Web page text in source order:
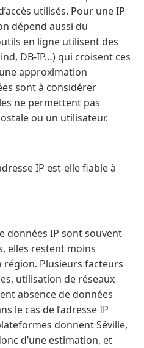
utilisés. Pour une IP
dépend aussi du
en ligne utilisent des
DB-IP…) qui croisent ces
approximation
sont à considérer
ne permettent pas
ou un utilisateur.
IP est-elle fiable à
données IP sont souvent
elles restent moins
région. Plusieurs facteurs
utilisation de réseaux
absence de données
le cas de l’adresse IP
donnent Séville,
d’une estimation, et